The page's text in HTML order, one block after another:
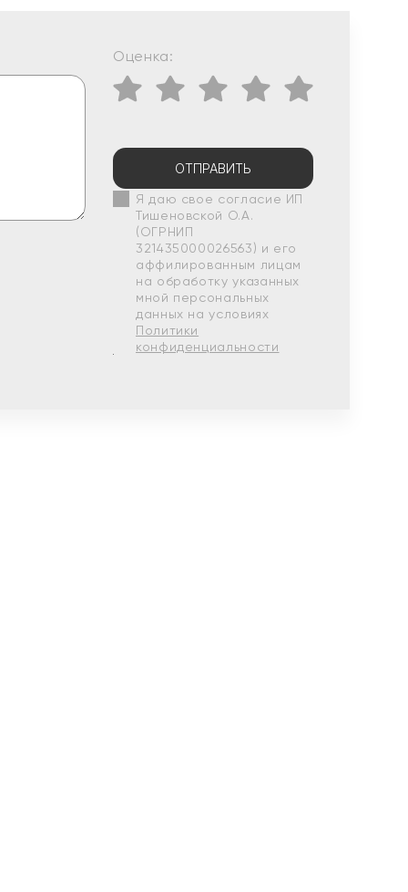
Оценка:
ОТПРАВИТЬ
Я даю свое согласие ИП
Тишеновской О.А.
(ОГРНИП
321435000026563) и его
аффилированным лицам
на обработку указанных
мной персональных
данных на условиях
Политики
конфиденциальности